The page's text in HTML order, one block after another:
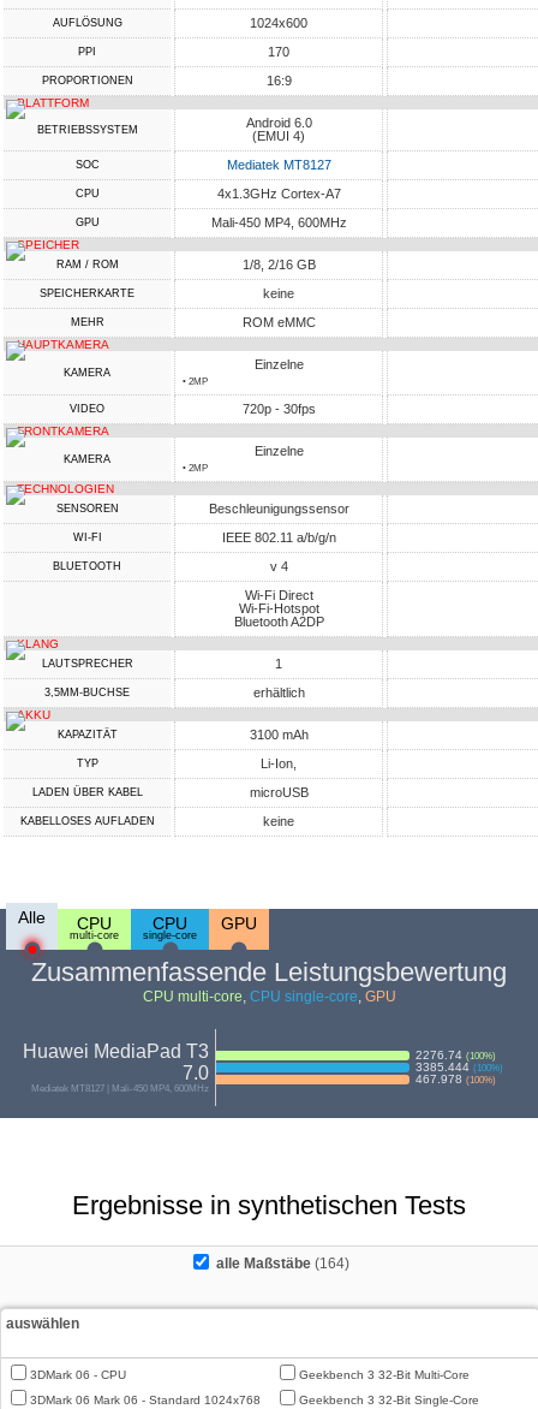
AUFLÖSUNG 1024x600
PPI 170
PROPORTIONEN 16:9
PLATTFORM
BETRIEBSSYSTEM
Android 6.0
(EMUI 4)
SOC Mediatek MT8127
CPU 4x1.3GHz Cortex-A7
GPU Mali-450 MP4, 600MHz
SPEICHER
RAM / ROM 1/8, 2/16 GB
SPEICHERKARTE keine
MEHR ROM eMMC
HAUPTKAMERA
KAMERA
Einzelne
• 2MP
VIDEO 720p - 30fps
FRONTKAMERA
KAMERA
Einzelne
• 2MP
TECHNOLOGIEN
SENSOREN Beschleunigungssensor
WI-FI IEEE 802.11 a/b/g/n
BLUETOOTH
v 4
Wi-Fi Direct
Wi-Fi-Hotspot
Bluetooth A2DP
KLANG
LAUTSPRECHER 1
3,5MM-BUCHSE erhältlich
AKKU
KAPAZITÄT 3100 mAh
TYP Li-Ion,
LADEN ÜBER KABEL microUSB
KABELLOSES AUFLADEN keine
Alle CPU
multi-core
CPU
single-core
GPU
Zusammenfassende Leistungsbewertung
CPU multi-core, CPU single-core, GPU
Huawei MediaPad T3
7.0
Mediatek MT8127 | Mali-450 MP4, 600MHz
2276.74 (100%)
3385.444 (100%)
467.978 (100%)
Ergebnisse in synthetischen Tests
alle Maßstäbe (164)
auswählen
3DMark 06 - CPU
3DMark 06 Mark 06 - Standard 1024x768
Geekbench 3 32-Bit Multi-Core
Geekbench 3 32-Bit Single-Core